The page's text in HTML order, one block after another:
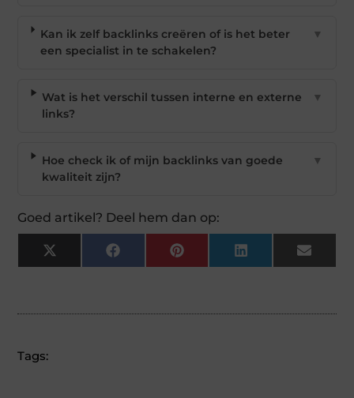
Kan ik zelf backlinks creëren of is het beter
een specialist in te schakelen?
▼
Wat is het verschil tussen interne en externe
links?
▼
Hoe check ik of mijn backlinks van goede
kwaliteit zijn?
▼
Goed artikel? Deel hem dan op:
X
(Twitter)
Facebook Pinterest LinkedIn Email
Tags: